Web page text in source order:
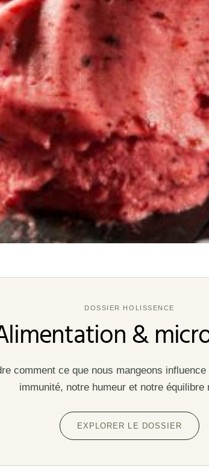
DOSSIER HOLISSENCE
&
comment ce que nous mangeons
immunité, notre humeur et notre équilibre
EXPLORER LE DOSSIER